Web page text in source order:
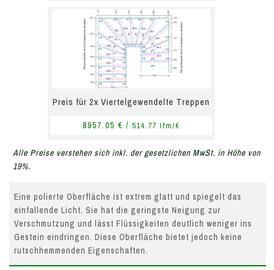
Preis für 2x Viertelgewendelte Treppen
8957.05 € / 514.77 lfm/€
Alle Preise verstehen sich inkl. der gesetzlichen MwSt. in Höhe von
19%.
Eine polierte Oberfläche ist extrem glatt und spiegelt das
einfallende Licht. Sie hat die geringste Neigung zur
Verschmutzung und lässt Flüssigkeiten deutlich weniger ins
Gestein eindringen. Diese Oberfläche bietet jedoch keine
rutschhemmenden Eigenschaften.